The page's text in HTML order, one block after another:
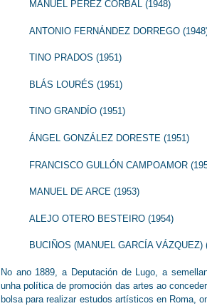
MANUEL PÉREZ CORBAL (1948)
ANTONIO FERNÁNDEZ DORREGO
TINO PRADOS (1951)
BLÁS LOURÉS (1951)
TINO GRANDÍO (1951)
ÁNGEL GONZÁLEZ DORESTE (1951)
FRANCISCO GULLÓN CAMPOAMOR
MANUEL DE ARCE (1953)
ALEJO OTERO BESTEIRO (1954)
BUCIÑOS (MANUEL GARCÍA VÁZQUEZ)
No ano 1889, a Deputación de Lugo, a
unha política de promoción das artes ao
bolsa para realizar estudos artísticos en Roma,